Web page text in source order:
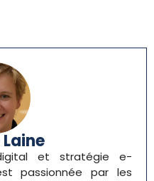
et stratégie e-
passionnée par les